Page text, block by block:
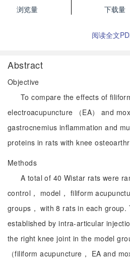
浏览量 下载量
阅读全文
Abstract
Objective
To compare the effects of
electroacupuncture （EA） and
gastrocnemius inflammation and
proteins in rats with knee
Methods
A total of 40 Wistar rats were
control， model， filiform
groups， with 8 rats in each group.
established by intra-articular
the right knee joint in the model
（filiform acupuncture， EA and